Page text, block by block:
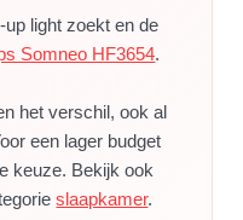
light zoekt en de
Somneo HF3654.
het verschil, ook al
een lager budget
keuze. Bekijk ook
slaapkamer.